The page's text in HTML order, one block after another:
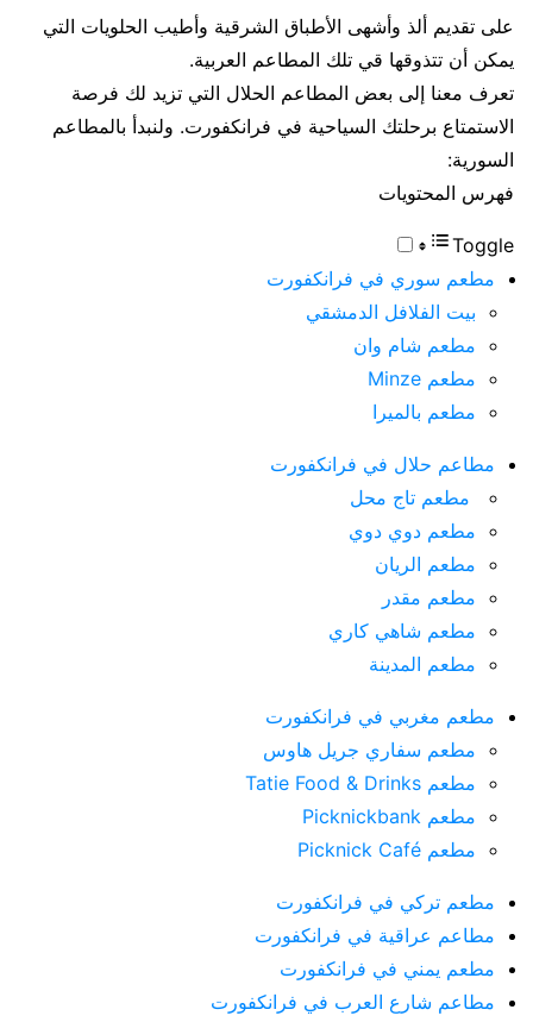
على تقديم ألذ وأشهى الأطباق الشرقية وأطيب الحلويات التي
يمكن أن تتذوقها قي تلك المطاعم العربية.
تعرف معنا إلى بعض المطاعم الحلال التي تزيد لك فرصة
الاستمتاع برحلتك السياحية في فرانكفورت. ولنبدأ بالمطاعم
السورية:
فهرس المحتويات
Toggle
مطعم سوري في فرانكفورت
بيت الفلافل الدمشقي
مطعم شام وان
مطعم Minze
مطعم بالميرا
مطاعم حلال في فرانكفورت
مطعم تاج محل
مطعم دوي دوي
مطعم الريان
مطعم مقدر
مطعم شاهي كاري
مطعم المدينة
مطعم مغربي في فرانكفورت
مطعم سفاري جريل هاوس
مطعم Tatie Food & Drinks
مطعم Picknickbank
مطعم Picknick Café
مطعم تركي في فرانكفورت
مطاعم عراقية في فرانكفورت
مطعم يمني في فرانكفورت
مطاعم شارع العرب في فرانكفورت